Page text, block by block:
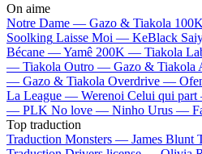
On aime
Notre Dame — Gazo & Tiakola
Soolking Laisse Moi — KeBlack
Bécane —Yamê 200K — Tiakola
— Tiakola Outro — Gazo & Tiakola
— Gazo & Tiakola Overdrive —
La League — Werenoi Celui qui
— PLK No love — Ninho Urus —
Top traduction
Traduction Monsters — James Blunt